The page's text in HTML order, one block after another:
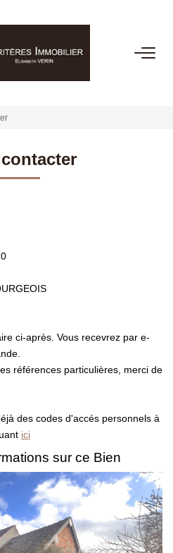
LOCATIVE
VENDUS
AGENCE
Équipe
ci-après. Vous recevrez par e-
références particulières, merci de
des codes d'accés personnels à
ici
sur ce Bien